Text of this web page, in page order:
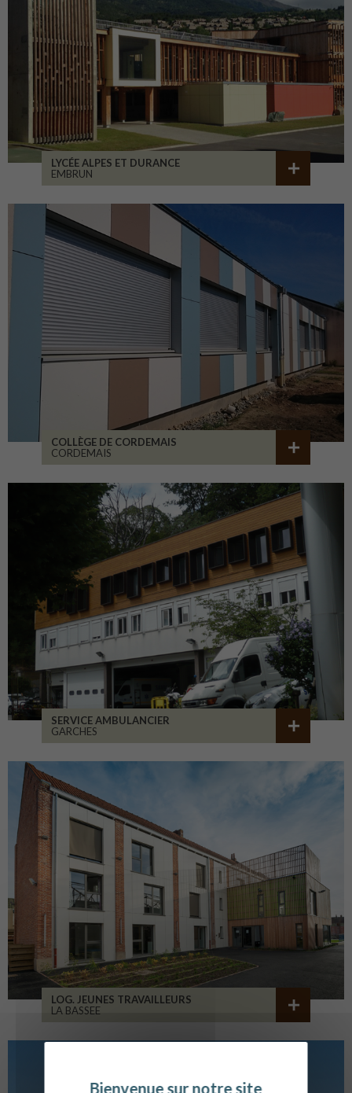
LYCÉE ALPES ET DURANCE
EMBRUN
COLLÈGE DE CORDEMAIS
CORDEMAIS
SERVICE AMBULANCIER
GARCHES
LOG. JEUNES TRAVAILLEURS
LA BASSEE